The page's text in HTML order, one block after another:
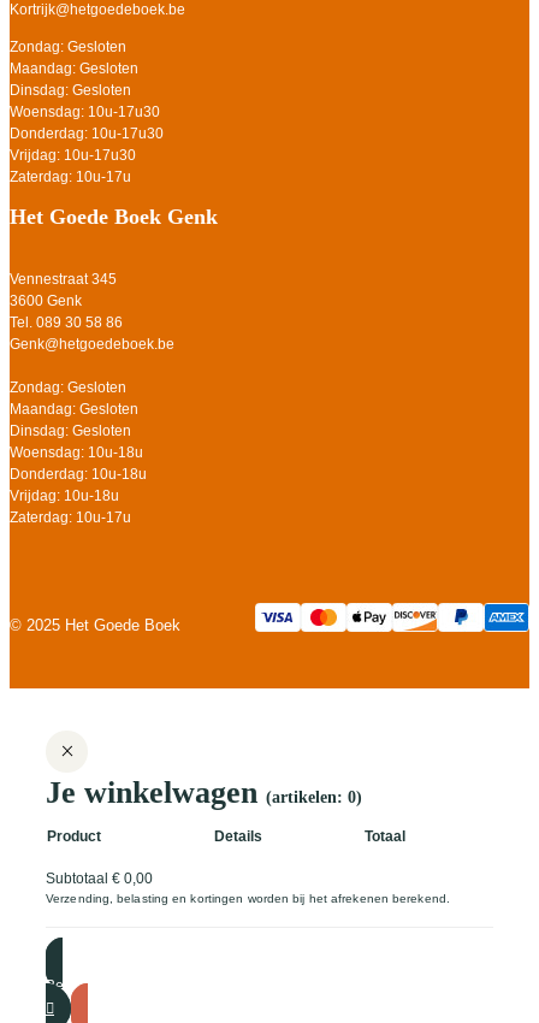
Kortrijk@hetgoedeboek.be
Zondag: Gesloten
Maandag: Gesloten
Dinsdag: Gesloten
Woensdag: 10u-17u30
Donderdag: 10u-17u30
Vrijdag: 10u-17u30
Zaterdag: 10u-17u
Het Goede Boek Genk
Vennestraat 345
3600 Genk
Tel. 089 30 58 86
Genk@hetgoedeboek.be
Zondag: Gesloten
Maandag: Gesloten
Dinsdag: Gesloten
Woensdag: 10u-18u
Donderdag: 10u-18u
Vrijdag: 10u-18u
Zaterdag: 10u-17u
© 2025 Het Goede Boek
Je winkelwagen (artikelen: 0)
Producten
Product Details Totaal
Subtotaal € 0,00
Verzending, belasting en kortingen worden bij het afrekenen berekend.
Bekijk mijn winkelwagen